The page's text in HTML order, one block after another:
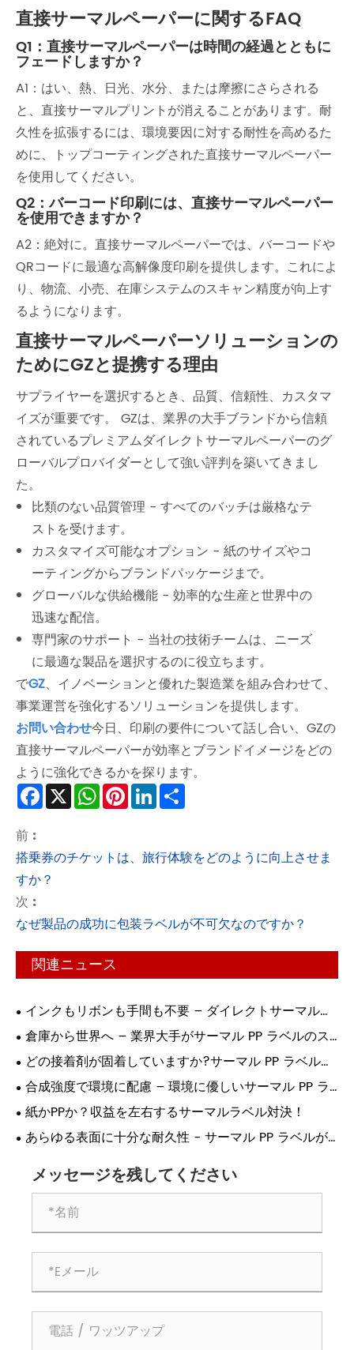
直接サーマルペーパーに関するFAQ
Q1：直接サーマルペーパーは時間の経過とともに
フェードしますか？
A1：はい、熱、日光、水分、または摩擦にさらされる
と、直接サーマルプリントが消えることがあります。耐
久性を拡張するには、環境要因に対する耐性を高めるた
めに、トップコーティングされた直接サーマルペーパー
を使用してください。
Q2：バーコード印刷には、直接サーマルペーパー
を使用できますか？
A2：絶対に。直接サーマルペーパーでは、バーコードや
QRコードに最適な高解像度印刷を提供します。これによ
り、物流、小売、在庫システムのスキャン精度が向上す
るようになります。
直接サーマルペーパーソリューションの
ためにGZと提携する理由
サプライヤーを選択するとき、品質、信頼性、カスタマ
イズが重要です。 GZは、業界の大手ブランドから信頼
されているプレミアムダイレクトサーマルペーパーのグ
ローバルプロバイダーとして強い評判を築いてきまし
た。
比類のない品質管理 - すべてのバッチは厳格なテ
ストを受けます。
カスタマイズ可能なオプション - 紙のサイズやコ
ーティングからブランドパッケージまで。
グローバルな供給機能 - 効率的な生産と世界中の
迅速な配信。
専門家のサポート - 当社の技術チームは、ニーズ
に最適な製品を選択するのに役立ちます。
でGZ、イノベーションと優れた製造業を組み合わせて、
事業運営を強化するソリューションを提供します。
お問い合わせ今日、印刷の要件について話し合い、GZの
直接サーマルペーパーが効率とブランドイメージをどの
ように強化できるかを探ります。
Facebook
X WhatsApp
Pinterest
LinkedIn
前 :
搭乗券のチケットは、旅行体験をどのように向上させま
すか？
次 :
なぜ製品の成功に包装ラベルが不可欠なのですか？
関連ニュース
インクもリボンも手間も不要 – ダイレクトサーマルラ
ベルが印刷に革命を起こす理由!
倉庫から世界へ – 業界大手がサーマル PP ラベルのス
マート印刷に依存する理由!
どの接着剤が固着していますか?サーマル PP ラベル接
着の究極ガイド!
合成強度で環境に配慮 – 環境に優しいサーマル PP ラ
ベルがついに登場!
紙かPPか？収益を左右するサーマルラベル対決！
あらゆる表面に十分な耐久性 - サーマル PP ラベルが
メッセージを残してください